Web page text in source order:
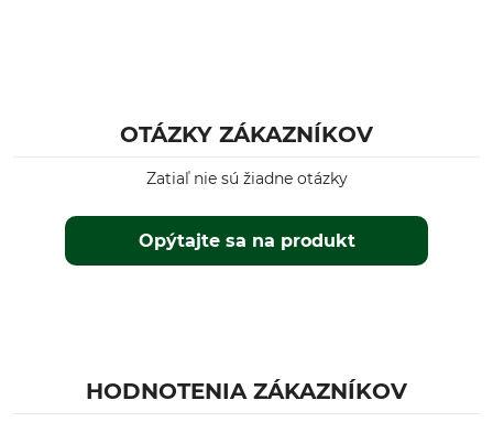
OTÁZKY ZÁKAZNÍKOV
Opýtajte sa na produkt
Zatiaľ nie sú žiadne otázky
HODNOTENIA ZÁKAZNÍKOV